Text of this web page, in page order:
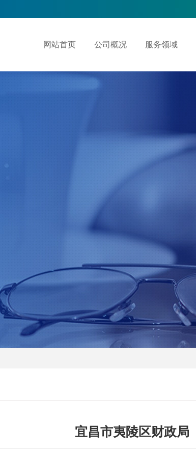
网站首页 公司概况 服务领域
宜昌市夷陵区财政局